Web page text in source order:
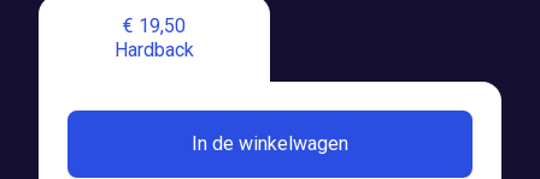
€ 19,50
Hardback
In de winkelwagen